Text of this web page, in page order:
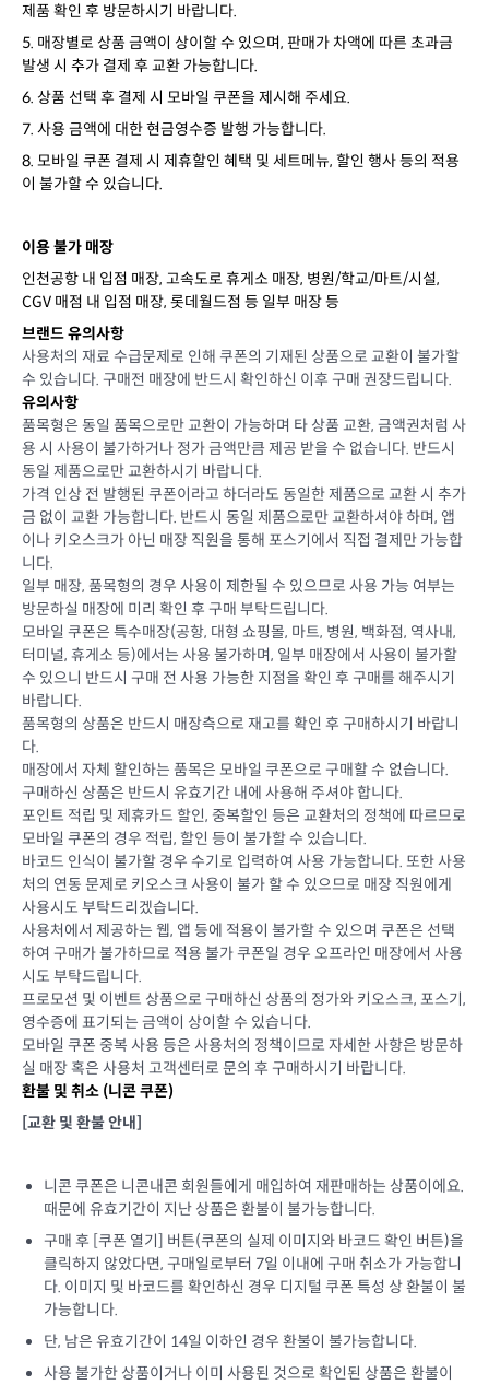
제품 확인 후 방문하시기 바랍니다.
5. 매장별로 상품 금액이 상이할 수 있으며, 판매가 차액에 따른 초과금
발생 시 추가 결제 후 교환 가능합니다.
6. 상품 선택 후 결제 시 모바일 쿠폰을 제시해 주세요.
7. 사용 금액에 대한 현금영수증 발행 가능합니다.
8. 모바일 쿠폰 결제 시 제휴할인 혜택 및 세트메뉴, 할인 행사 등의 적용
이 불가할 수 있습니다.
이용 불가 매장
인천공항 내 입점 매장, 고속도로 휴게소 매장, 병원/학교/마트/시설,
CGV 매점 내 입점 매장, 롯데월드점 등 일부 매장 등
브랜드 유의사항
사용처의 재료 수급문제로 인해 쿠폰의 기재된 상품으로 교환이 불가할
수 있습니다. 구매전 매장에 반드시 확인하신 이후 구매 권장드립니다.
유의사항
품목형은 동일 품목으로만 교환이 가능하며 타 상품 교환, 금액권처럼 사
용 시 사용이 불가하거나 정가 금액만큼 제공 받을 수 없습니다. 반드시
동일 제품으로만 교환하시기 바랍니다.
가격 인상 전 발행된 쿠폰이라고 하더라도 동일한 제품으로 교환 시 추가
금 없이 교환 가능합니다. 반드시 동일 제품으로만 교환하셔야 하며, 앱
이나 키오스크가 아닌 매장 직원을 통해 포스기에서 직접 결제만 가능합
니다.
일부 매장, 품목형의 경우 사용이 제한될 수 있으므로 사용 가능 여부는
방문하실 매장에 미리 확인 후 구매 부탁드립니다.
모바일 쿠폰은 특수매장(공항, 대형 쇼핑몰, 마트, 병원, 백화점, 역사내,
터미널, 휴게소 등)에서는 사용 불가하며, 일부 매장에서 사용이 불가할
수 있으니 반드시 구매 전 사용 가능한 지점을 확인 후 구매를 해주시기
바랍니다.
품목형의 상품은 반드시 매장측으로 재고를 확인 후 구매하시기 바랍니
다.
매장에서 자체 할인하는 품목은 모바일 쿠폰으로 구매할 수 없습니다.
구매하신 상품은 반드시 유효기간 내에 사용해 주셔야 합니다.
포인트 적립 및 제휴카드 할인, 중복할인 등은 교환처의 정책에 따르므로
모바일 쿠폰의 경우 적립, 할인 등이 불가할 수 있습니다.
바코드 인식이 불가할 경우 수기로 입력하여 사용 가능합니다. 또한 사용
처의 연동 문제로 키오스크 사용이 불가 할 수 있으므로 매장 직원에게
사용시도 부탁드리겠습니다.
사용처에서 제공하는 웹, 앱 등에 적용이 불가할 수 있으며 쿠폰은 선택
하여 구매가 불가하므로 적용 불가 쿠폰일 경우 오프라인 매장에서 사용
시도 부탁드립니다.
프로모션 및 이벤트 상품으로 구매하신 상품의 정가와 키오스크, 포스기,
영수증에 표기되는 금액이 상이할 수 있습니다.
모바일 쿠폰 중복 사용 등은 사용처의 정책이므로 자세한 사항은 방문하
실 매장 혹은 사용처 고객센터로 문의 후 구매하시기 바랍니다.
환불 및 취소 (니콘 쿠폰)
[교환 및 환불 안내]
니콘 쿠폰은 니콘내콘 회원들에게 매입하여 재판매하는 상품이에요.
때문에 유효기간이 지난 상품은 환불이 불가능합니다.
구매 후 [쿠폰 열기] 버튼(쿠폰의 실제 이미지와 바코드 확인 버튼)을
클릭하지 않았다면, 구매일로부터 7일 이내에 구매 취소가 가능합니
다. 이미지 및 바코드를 확인하신 경우 디지털 쿠폰 특성 상 환불이 불
가능합니다.
단, 남은 유효기간이 14일 이하인 경우 환불이 불가능합니다.
사용 불가한 상품이거나 이미 사용된 것으로 확인된 상품은 환불이